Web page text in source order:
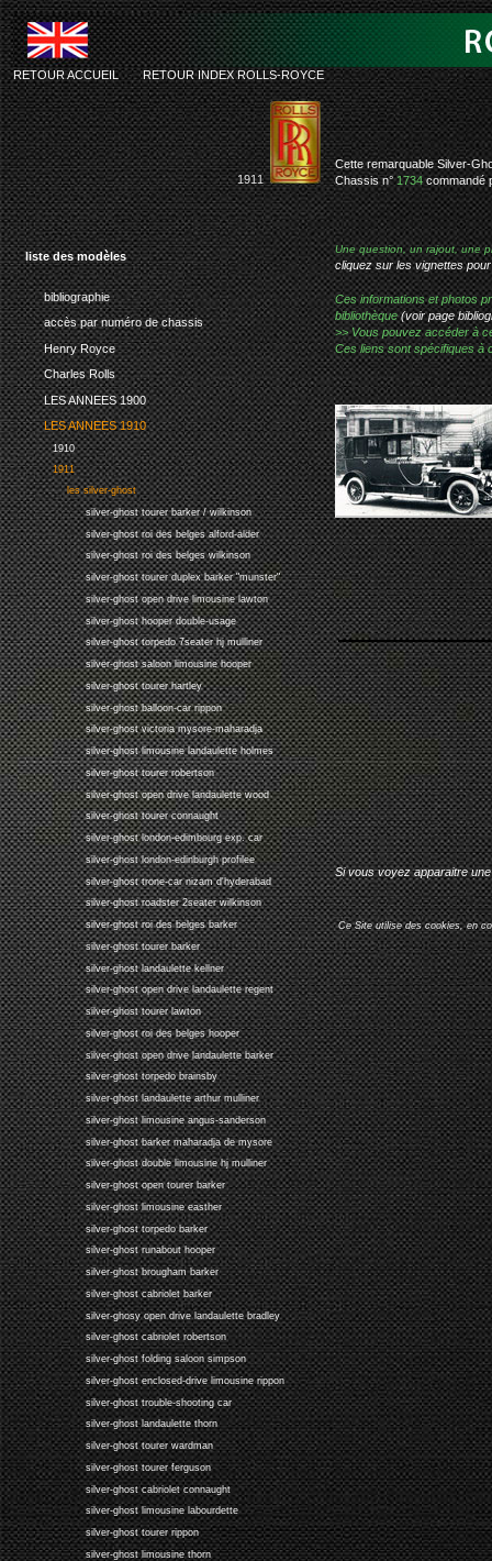
liste des modèles
bibliographie
accès par numéro de chassis
Henry Royce
Charles Rolls
LES ANNEES 1900
LES ANNEES 1910
1910
1911
les silver-ghost
silver-ghost tourer barker / wilkinson
silver-ghost roi des belges alford-alder
silver-ghost roi des belges wilkinson
silver-ghost tourer duplex barker "munster"
silver-ghost open drive limousine lawton
silver-ghost hooper double-usage
silver-ghost torpedo 7seater hj mulliner
silver-ghost saloon limousine hooper
silver-ghost tourer hartley
silver-ghost balloon-car rippon
silver-ghost victoria mysore-maharadja
silver-ghost limousine landaulette holmes
silver-ghost tourer robertson
silver-ghost open drive landaulette wood
silver-ghost tourer connaught
silver-ghost london-edimbourg exp. car
silver-ghost london-edinburgh profilee
silver-ghost trone-car nizam d'hyderabad
silver-ghost roadster 2seater wilkinson
silver-ghost roi des belges barker
silver-ghost tourer barker
silver-ghost landaulette kellner
silver-ghost open drive landaulette regent
silver-ghost tourer lawton
silver-ghost roi des belges hooper
silver-ghost open drive landaulette barker
silver-ghost torpedo brainsby
silver-ghost landaulette arthur mulliner
silver-ghost limousine angus-sanderson
silver-ghost barker maharadja de mysore
silver-ghost double limousine hj mulliner
silver-ghost open tourer barker
silver-ghost limousine easther
silver-ghost torpedo barker
silver-ghost runabout hooper
silver-ghost brougham barker
silver-ghost cabriolet barker
silver-ghosy open drive landaulette bradley
silver-ghost cabriolet robertson
silver-ghost folding saloon simpson
silver-ghost enclosed-drive limousine rippon
silver-ghost trouble-shooting car
silver-ghost landaulette thorn
silver-ghost tourer wardman
silver-ghost tourer ferguson
silver-ghost cabriolet connaught
silver-ghost limousine labourdette
silver-ghost tourer rippon
silver-ghost limousine thorn
rolls-
RETOUR ACCUEIL-RETOUR INDEX ROLLS-ROYCE
1911
Cette remarquable Silver-
Chassis n°1734commandé
Une question, un rajout, une
cliquez sur les vignettes
Ces informations et photos
bibliothèque(voir page
>> Vous pouvez accéder à
Ces liens sont spécifiques à
Si vous voyez apparaitre
Ce Site utilise des cookies, en